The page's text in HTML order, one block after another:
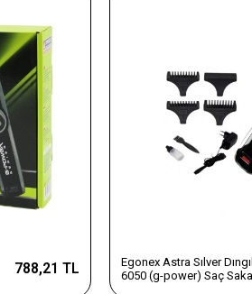
788,21 TL
Egonex Astra Sılver
6050 (g-power) Saç